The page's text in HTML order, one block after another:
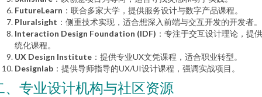
FutureLearn ：联合多家大学，提供服务设计与数字产品课程。
Pluralsight ：侧重技术实现，适合想深入前端与交互开发的开发者。
Interaction Design Foundation (IDF) ：专注于交互设计理论，提
统化课程。
UX Design Institute ：提供专业UX文凭课程，适合职业转型。
Designlab ：提供导师指导的UX/UI设计课程，强调实战项目。
、专业设计机构与社区资源